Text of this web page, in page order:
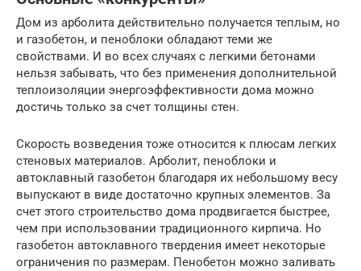
Дом из арболита действительно получается теплым, но
и газобетон, и пеноблоки обладают теми же
свойствами. И во всех случаях с легкими бетонами
нельзя забывать, что без применения дополнительной
теплоизоляции энергоэффективности дома можно
достичь только за счет толщины стен.
Скорость возведения тоже относится к плюсам легких
стеновых материалов. Арболит, пеноблоки и
автоклавный газобетон благодаря их небольшому весу
выпускают в виде достаточно крупных элементов. За
счет этого строительство дома продвигается быстрее,
чем при использовании традиционного кирпича. Но
газобетон автоклавного твердения имеет некоторые
ограничения по размерам. Пенобетон можно заливать